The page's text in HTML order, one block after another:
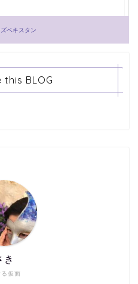
ズベキスタン
BLOG
仮面
き